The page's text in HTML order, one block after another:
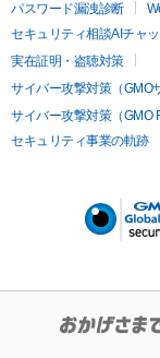
パスワード漏洩診断
セキュリティ相談AIチャ
実在証明・盗聴対策
サイバー攻撃対策（GMO
サイバー攻撃対策（GMO
セキュリティ事業の軌跡